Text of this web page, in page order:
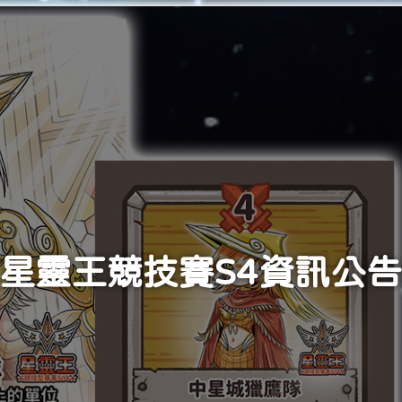
夢幻植物園上市＆現開